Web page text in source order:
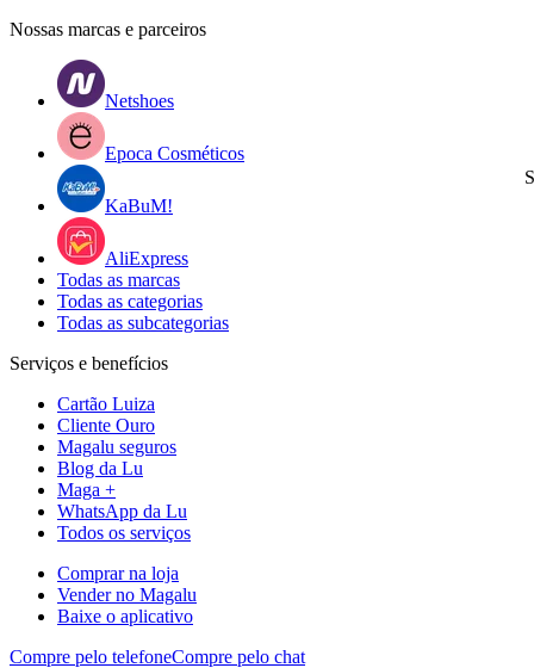
Nossas marcas e parceiros
Netshoes
Epoca Cosméticos
KaBuM!
AliExpress
Todas as marcas
Todas as categorias
Todas as subcategorias
Serviços e benefícios
Cartão Luiza
Cliente Ouro
Magalu seguros
Blog da Lu
Maga +
WhatsApp da Lu
Todos os serviços
Comprar na loja
Vender no Magalu
Baixe o aplicativo
Compre pelo telefoneCompre pelo chat